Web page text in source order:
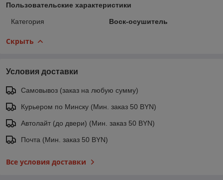
Пользовательские характеристики
Категория Воск-осушитель
Скрыть
Условия доставки
Самовывоз (заказ на любую сумму)
Курьером по Минску (Мин. заказ 50 BYN)
Автолайт (до двери) (Мин. заказ 50 BYN)
Почта (Мин. заказ 50 BYN)
Все условия доставки